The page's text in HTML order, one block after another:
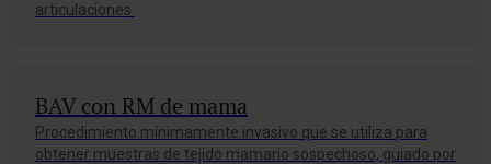
articulaciones.
BAV con RM de mama
Procedimiento mínimamente invasivo que se utiliza para
obtener muestras de tejido mamario sospechoso, guiado por